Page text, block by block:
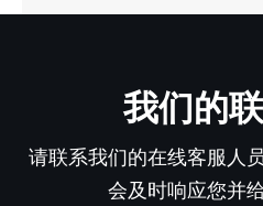
我们的
请联系我们的在线客服人
会及时响应您并